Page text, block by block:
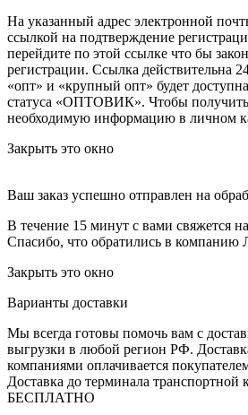
На указанный адрес электронной
ссылкой на подтверждение
перейдите по этой ссылке что бы
регистрации. Ссылка действительна
«опт» и «крупный опт» будет
статуса «ОПТОВИК». Чтобы получить
необходимую информацию в личном
Закрыть это окно
Ваш заказ успешно отправлен на
В течение 15 минут с вами свяжется
Спасибо, что обратились в компанию
Закрыть это окно
Варианты доставки
Мы всегда готовы помочь вам с
выгрузки в любой регион РФ.
компаниями оплачивается
Доставка до терминала транспортной
БЕСПЛАТНО